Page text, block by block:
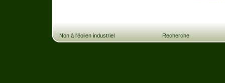
Non à l'éolien industriel Recherche